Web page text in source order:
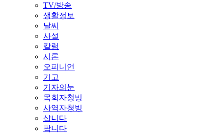
TV/방송
생활정보
날씨
사설
칼럼
시론
오피니언
기고
기자의눈
목회자청빙
사역자청빙
삽니다
팝니다